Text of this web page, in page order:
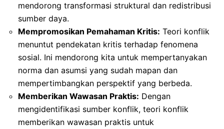
mendorong transformasi struktural dan redistribusi
sumber daya.
Mempromosikan Pemahaman Kritis: Teori konflik
menuntut pendekatan kritis terhadap fenomena
sosial. Ini mendorong kita untuk mempertanyakan
norma dan asumsi yang sudah mapan dan
mempertimbangkan perspektif yang berbeda.
Memberikan Wawasan Praktis: Dengan
mengidentifikasi sumber konflik, teori konflik
memberikan wawasan praktis untuk